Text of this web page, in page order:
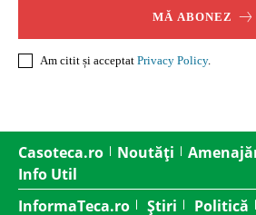
MĂ ABONEZ
Am citit și acceptat Privacy Policy.
Casoteca.ro Noutăți
Info Util
InformaTeca.ro
Știri Politică